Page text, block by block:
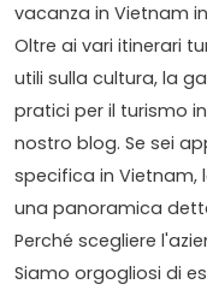
vacanza in Vietnam
Oltre ai vari itinerari
utili sulla cultura, la
pratici per il turismo
nostro blog. Se sei
specifica in Vietnam,
una panoramica
Perché scegliere
Siamo orgogliosi di